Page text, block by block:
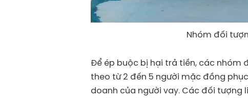
Nhóm đối
Để ép buộc bị hại trả tiền, các nhóm
theo từ 2 đến 5 người mặc đồng
doanh của người vay. Các đối tượng